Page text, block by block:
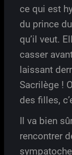
ce qui est
du prince
qu’il veut.
casser
laissant
Sacrilège !
des filles,
Il va bien
rencontrer